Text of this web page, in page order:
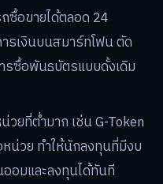
ซื้อขายได้ตลอด 24
รเงินบนสมาร์ทโฟน ตัด
ซื้อพันธบัตรแบบดั้งเดิม
วยที่ต่ำมาก เช่น G-Token
น่วย ทำให้นักลงทุนที่มีงบ
อมและลงทุนได้ทันที